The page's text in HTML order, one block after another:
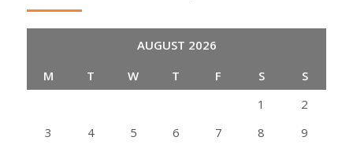
AUGUST 2026
M
T W T F S
S
1
2
3
4 5 6 7 8
9